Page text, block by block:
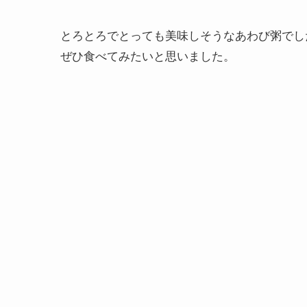
とろとろでとっても美味しそうなあわび粥で
ぜひ食べてみたいと思いました。